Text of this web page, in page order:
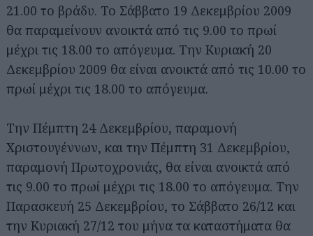
21.00 το βράδυ. Το Σάββατο 19 Δεκεμβρίου 2009
θα παραμείνουν ανοικτά από τις 9.00 το πρωί
μέχρι τις 18.00 το απόγευμα. Την Κυριακή 20
Δεκεμβρίου 2009 θα είναι ανοικτά από τις 10.00 το
πρωί μέχρι τις 18.00 το απόγευμα.
Την Πέμπτη 24 Δεκεμβρίου, παραμονή
Χριστουγέννων, και την Πέμπτη 31 Δεκεμβρίου,
παραμονή Πρωτοχρονιάς, θα είναι ανοικτά από
τις 9.00 το πρωί μέχρι τις 18.00 το απόγευμα. Την
Παρασκευή 25 Δεκεμβρίου, το Σάββατο 26/12 και
την Κυριακή 27/12 του μήνα τα καταστήματα θα